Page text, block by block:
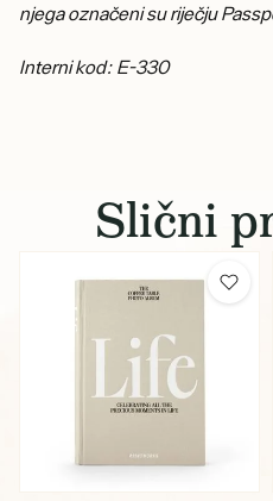
njega označeni su riječju
Interni kod: E-330
Slični